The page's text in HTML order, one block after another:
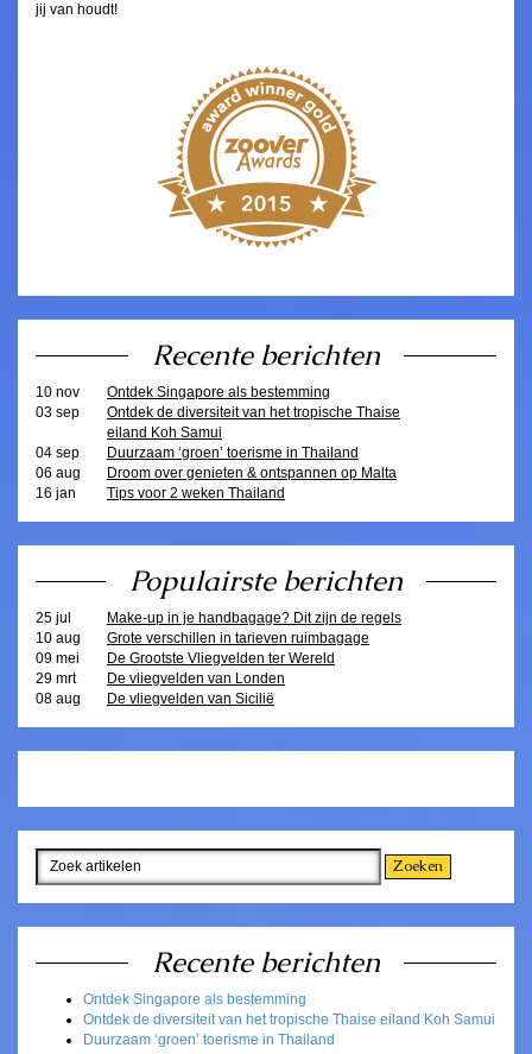
jij van houdt!
Recente berichten
10 nov
Ontdek Singapore als bestemming
03 sep
Ontdek de diversiteit van het tropische Thaise
eiland Koh Samui
04 sep
Duurzaam ‘groen’ toerisme in Thailand
06 aug
Droom over genieten & ontspannen op Malta
16 jan
Tips voor 2 weken Thailand
Populairste berichten
25 jul
Make-up in je handbagage? Dit zijn de regels
10 aug
Grote verschillen in tarieven ruimbagage
09 mei
De Grootste Vliegvelden ter Wereld
29 mrt
De vliegvelden van Londen
08 aug
De vliegvelden van Sicilië
Recente berichten
Ontdek Singapore als bestemming
Ontdek de diversiteit van het tropische Thaise eiland Koh Samui
Duurzaam ‘groen’ toerisme in Thailand